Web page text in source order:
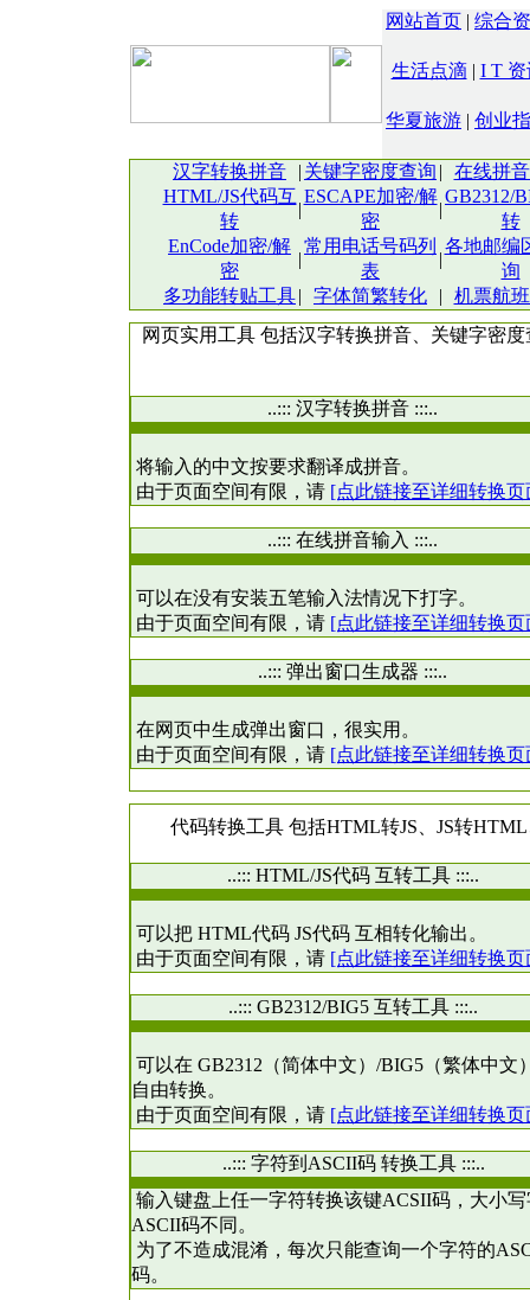
网站首页 | 综合
生活点滴| I T 资
华夏旅游 | 创业
汉字转换拼音 | 关键字密度查询 |
在线拼
HTML/JS代码互
转
|
ESCAPE加密/解
密
|
GB2312/
转
EnCode加密/解
密
|
常用电话号码列
表
|
各地邮编
询
多功能转贴工具| 字体简繁转化 |
机票航
网页实用工具 包括汉字转换拼音 、关键字密
..::: 汉字转换拼音 :::..
将输入的中文按要求翻译成拼音。
由于页面空间有限，请 [点此链接至详细转换页
..::: 在线拼音输入 :::..
可以在没有安装五笔输入法情况下打字。
由于页面空间有限，请 [点此链接至详细转换页
..::: 弹出窗口生成器 :::..
在网页中生成弹出窗口，很实用。
由于页面空间有限，请 [点此链接至详细转换页
代码转换工具 包括HTML转JS、JS转
..::: HTML/JS代码 互转工具 :::..
可以把 HTML代码 JS代码 互相转化输出。
由于页面空间有限，请 [点此链接至详细转换页
..::: GB2312/BIG5 互转工具 :::..
可以在 GB2312（简体中文）/BIG5（繁体中文
自由转换。
由于页面空间有限，请 [点此链接至详细转换页
..::: 字符到ASCII码 转换工具 :::..
输入键盘上任一字符转换该键ACSII码，大小
ASCII码不同。
为了不造成混淆，每次只能查询一个字符的
码。